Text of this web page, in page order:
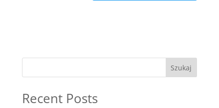
Szukaj
Recent Posts